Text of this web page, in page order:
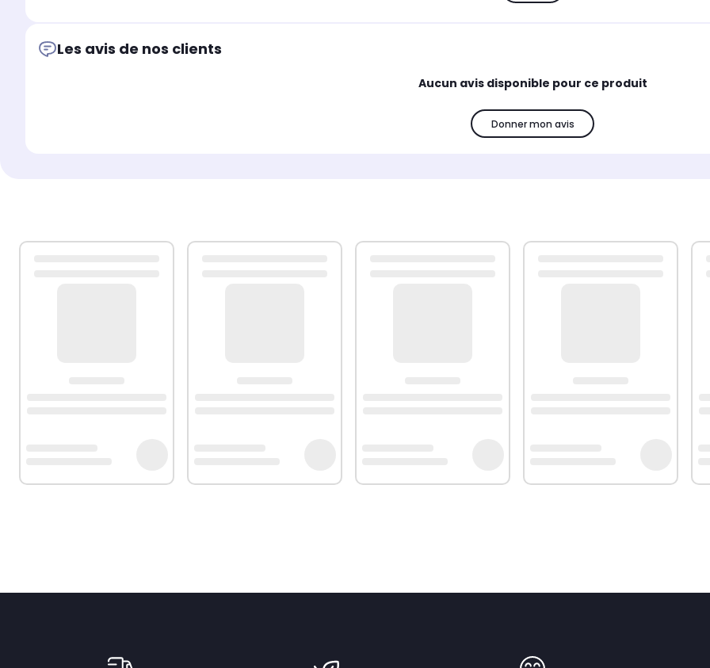
Les avis de nos clients
Aucun avis disponible pour ce produit
Donner mon avis